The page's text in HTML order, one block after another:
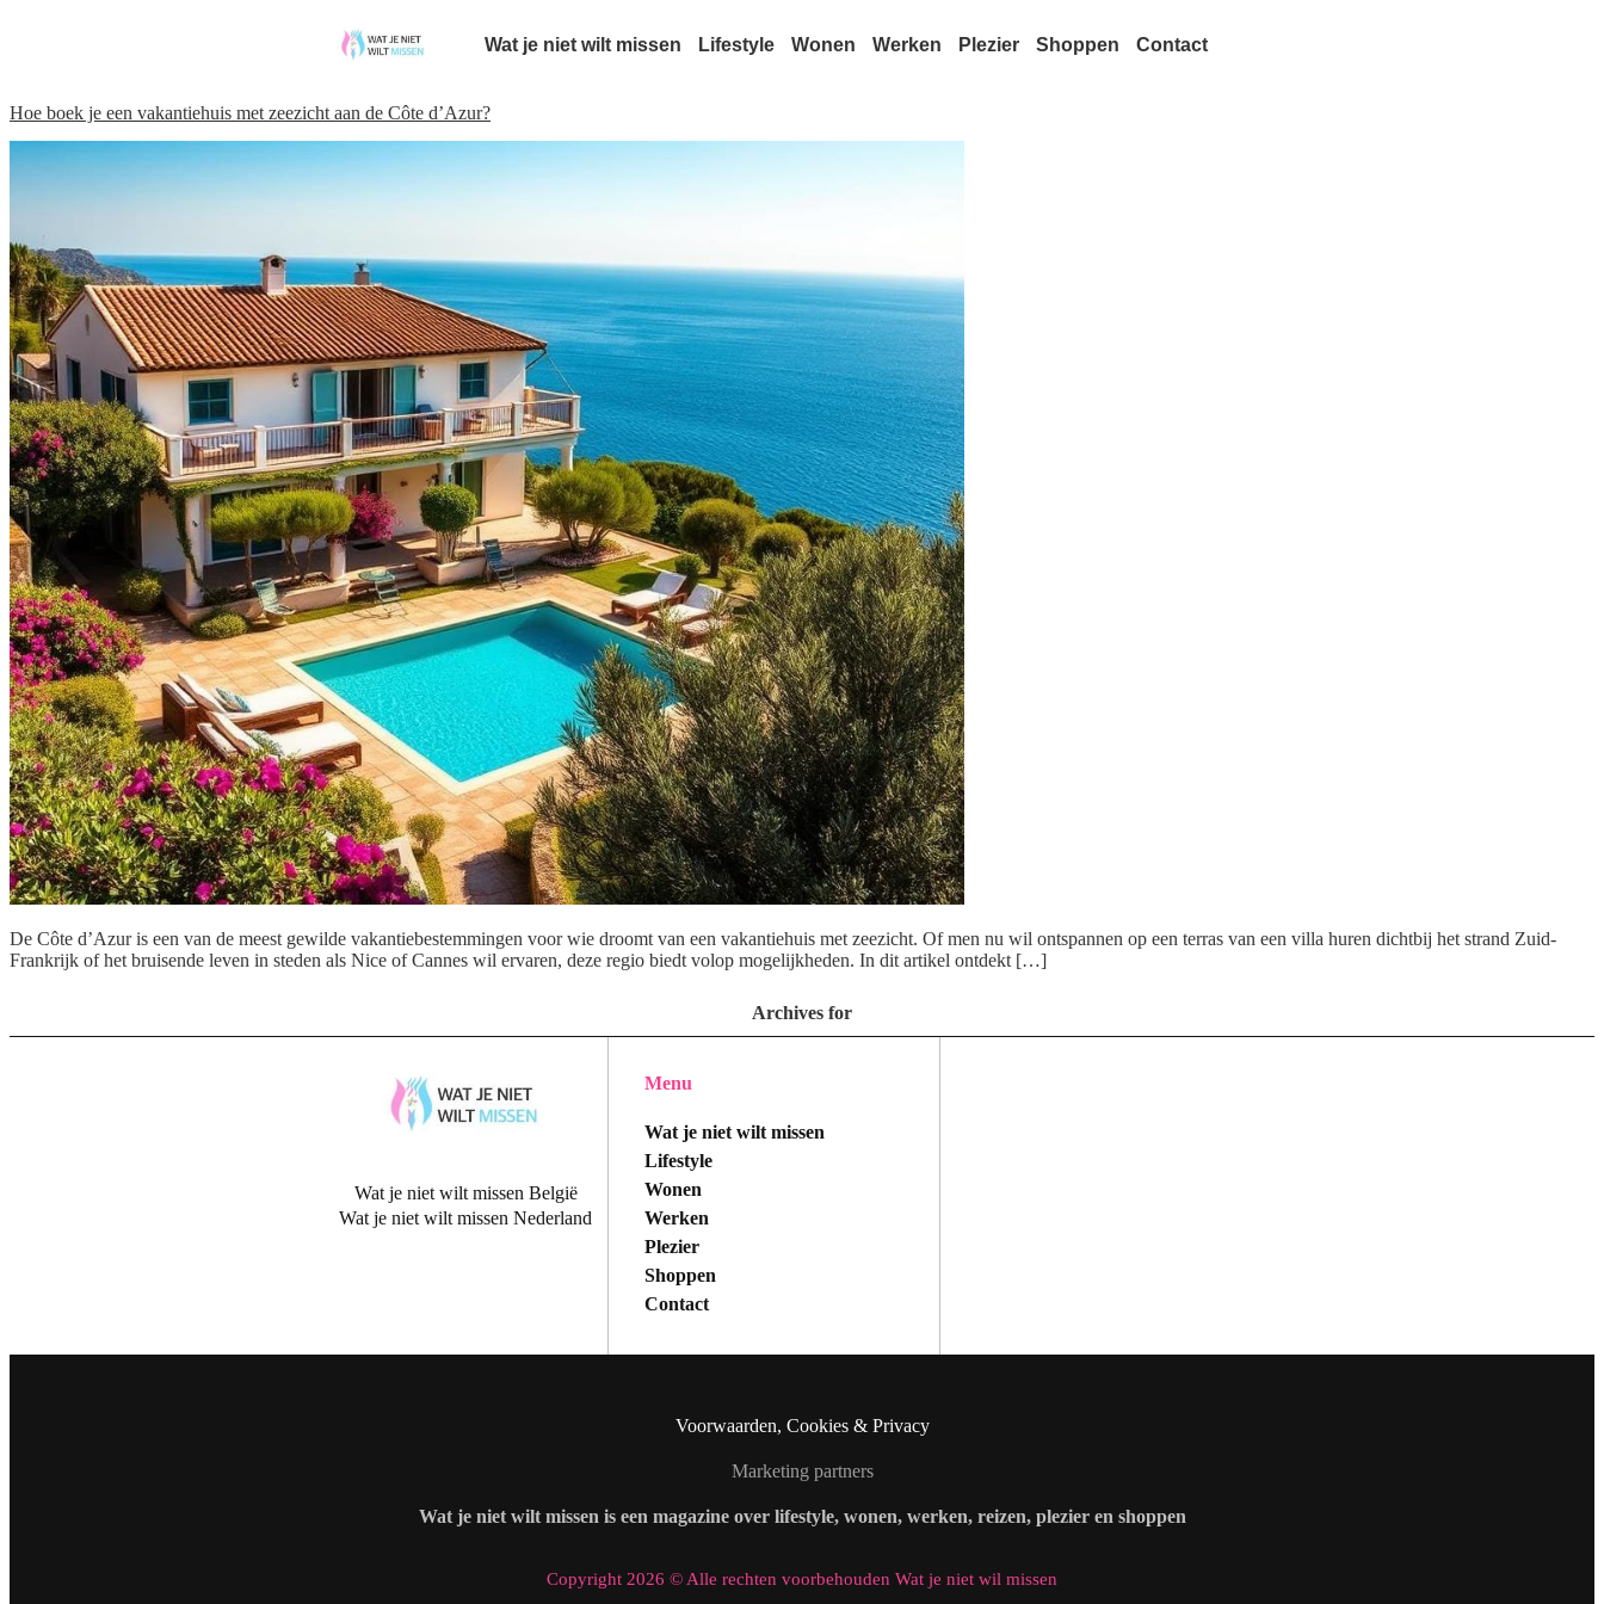
Wat je niet wilt missen Lifestyle Wonen Werken Plezier Shoppen Contact
Hoe boek je een vakantiehuis met zeezicht aan de Côte d’Azur?
De Côte d’Azur is een van de meest gewilde vakantiebestemmingen voor wie droomt van een vakantiehuis met zeezicht. Of men nu wil ontspannen op een terras van een villa huren dichtbij het strand Zuid-
Frankrijk of het bruisende leven in steden als Nice of Cannes wil ervaren, deze regio biedt volop mogelijkheden. In dit artikel ontdekt […]
Archives for
Wat je niet wilt missen België
Wat je niet wilt missen Nederland
Menu
Wat je niet wilt missen
Lifestyle
Wonen
Werken
Plezier
Shoppen
Contact
Voorwaarden, Cookies & Privacy
Marketing partners
Wat je niet wilt missen is een magazine over lifestyle, wonen, werken, reizen, plezier en shoppen
Copyright 2026 © Alle rechten voorbehouden Wat je niet wil missen